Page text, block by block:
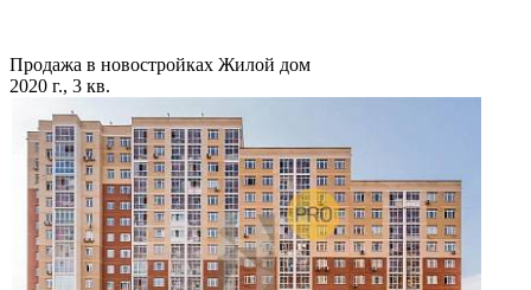
Продажа в новостройках Жилой дом
2020 г., 3 кв.